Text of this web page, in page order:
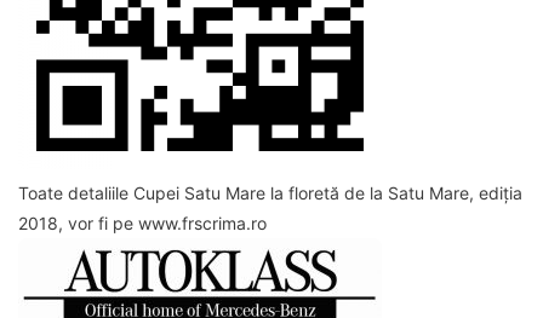
Toate detaliile Cupei Satu Mare la floretă de la Satu Mare, ediția
2018, vor fi pe www.frscrima.ro